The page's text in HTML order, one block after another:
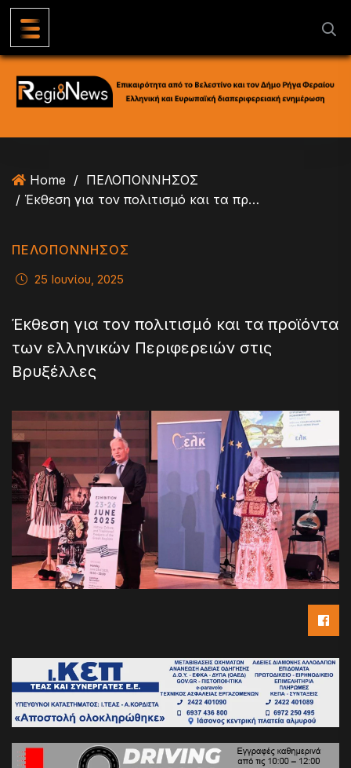
Home / ΠΕΛΟΠΟΝΝΗΣΟΣ
/ Έκθεση για τον πολιτισμό και τα προϊόντα των ελληνικών Περιφερειών στις Βρυξέλλες
ΠΕΛΟΠΟΝΝΗΣΟΣ
25 Ιουνίου, 2025
Έκθεση για τον πολιτισμό και τα προϊόντα
των ελληνικών Περιφερειών στις
Βρυξέλλες